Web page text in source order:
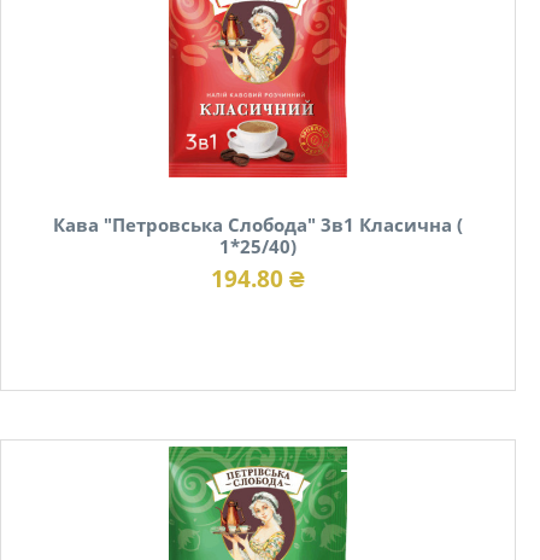
Кава "Петровська Слобода" 3в1 Класична (
1*25/40)
194.80 ₴